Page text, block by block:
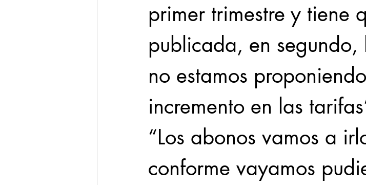
primer trimestre y tiene
publicada, en
no estamos
incremento en las
“Los abonos vamos a
conforme vayamos